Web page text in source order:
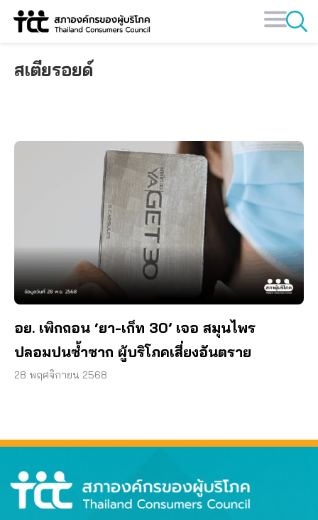
Skip
สเตียรอยด์
อย. เพิกถอน ‘ยา-เก็ท 30’ เจอ สมุนไพร
ปลอมปนซ้ำซาก ผู้บริโภคเสี่ยงอันตราย
28 พฤศจิกายน 2568